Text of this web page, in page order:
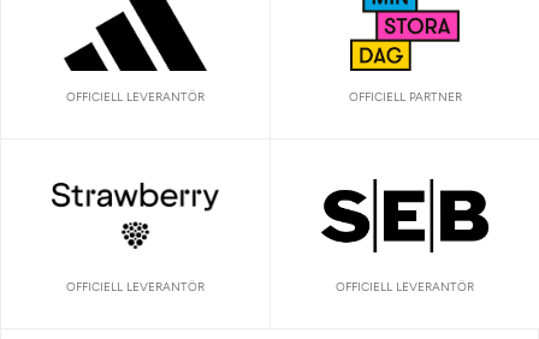
OFFICIELL LEVERANTÖR OFFICIELL PARTNER
OFFICIELL LEVERANTÖR OFFICIELL LEVERANTÖR